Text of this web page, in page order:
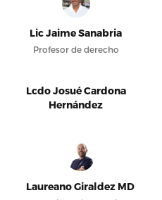
Lic Jaime Sanabria
Profesor de derecho
Lcdo Josué Cardona
Hernández
Laureano Giraldez MD